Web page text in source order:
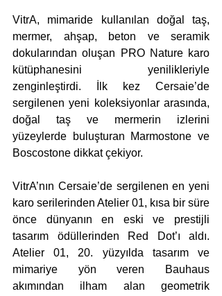
VitrA, mimaride kullanılan doğal taş,
mermer, ahşap, beton ve seramik
dokularından oluşan PRO Nature karo
kütüphanesini yenilikleriyle
zenginleştirdi. İlk kez Cersaie’de
sergilenen yeni koleksiyonlar arasında,
doğal taş ve mermerin izlerini
yüzeylerde buluşturan Marmostone ve
Boscostone dikkat çekiyor.
VitrA’nın Cersaie’de sergilenen en yeni
karo serilerinden Atelier 01, kısa bir süre
önce dünyanın en eski ve prestijli
tasarım ödüllerinden Red Dot’ı aldı.
Atelier 01, 20. yüzyılda tasarım ve
mimariye yön veren Bauhaus
akımından ilham alan geometrik